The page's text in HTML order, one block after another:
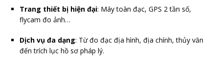
Trang thiết bị hiện đại: Máy toàn đạc, GPS 2 tần số,
flycam đo ảnh…
Dịch vụ đa dạng: Từ đo đạc địa hình, địa chính, thủy văn
đến trích lục hồ sơ pháp lý.